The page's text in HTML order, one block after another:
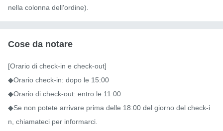
nella colonna dell'ordine).
Cose da notare
[Orario di check-in e check-out]
◆Orario check-in: dopo le 15:00
◆Orario di check-out: entro le 11:00
◆Se non potete arrivare prima delle 18:00 del giorno del check-i
n, chiamateci per informarci.